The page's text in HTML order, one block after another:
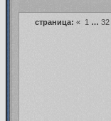
страница: « 1 … 32